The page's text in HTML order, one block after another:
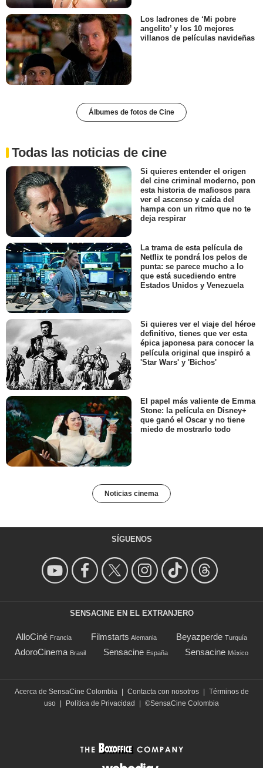
Los ladrones de ‘Mi pobre
angelito’ y los 10 mejores
villanos de películas navideñas
Álbumes de fotos de Cine
Todas las noticias de cine
Si quieres entender el origen
del cine criminal moderno, pon
esta historia de mafiosos para
ver el ascenso y caída del
hampa con un ritmo que no te
deja respirar
La trama de esta película de
Netflix te pondrá los pelos de
punta: se parece mucho a lo
que está sucediendo entre
Estados Unidos y Venezuela
Si quieres ver el viaje del héroe
definitivo, tienes que ver esta
épica japonesa para conocer la
película original que inspiró a
'Star Wars' y 'Bichos'
El papel más valiente de Emma
Stone: la película en Disney+
que ganó el Oscar y no tiene
miedo de mostrarlo todo
Noticias cinema
SÍGUENOS
SENSACINE EN EL EXTRANJERO
AlloCiné Francia Filmstarts Alemania Beyazperde Turquía
AdoroCinema Brasil Sensacine España Sensacine México
Acerca de SensaCine Colombia Contacta con nosotros
Términos de
uso
Política de Privacidad ©SensaCine Colombia